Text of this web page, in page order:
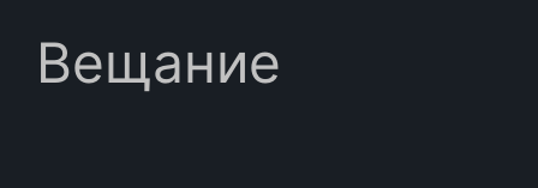
Вещание